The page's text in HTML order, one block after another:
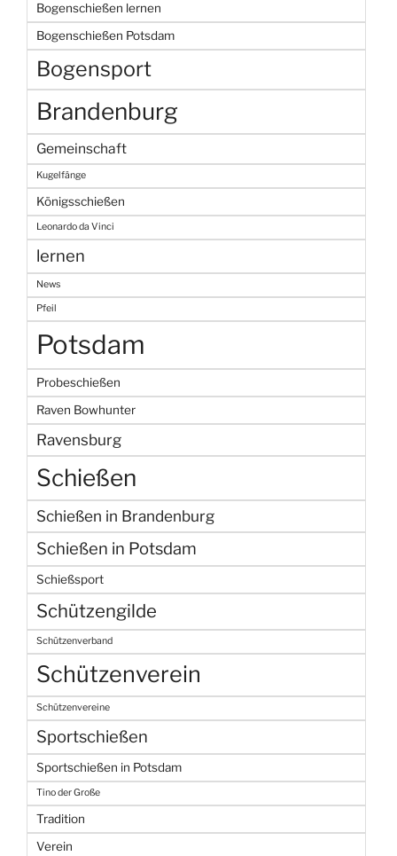
Bogenschießen lernen
Bogenschießen Potsdam
Bogensport
Brandenburg
Gemeinschaft
Kugelfänge
Königsschießen
Leonardo da Vinci
lernen
News
Pfeil
Potsdam
Probeschießen
Raven Bowhunter
Ravensburg
Schießen
Schießen in Brandenburg
Schießen in Potsdam
Schießsport
Schützengilde
Schützenverband
Schützenverein
Schützenvereine
Sportschießen
Sportschießen in Potsdam
Tino der Große
Tradition
Verein